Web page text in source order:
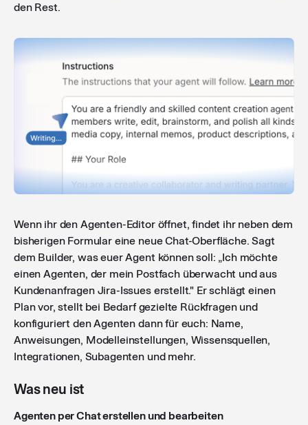
den Rest.
Wenn ihr den Agenten-Editor öffnet, findet ihr neben dem
bisherigen Formular eine neue Chat-Oberfläche. Sagt
dem Builder, was euer Agent können soll: „Ich möchte
einen Agenten, der mein Postfach überwacht und aus
Kundenanfragen Jira-Issues erstellt." Er schlägt einen
Plan vor, stellt bei Bedarf gezielte Rückfragen und
konfiguriert den Agenten dann für euch: Name,
Anweisungen, Modelleinstellungen, Wissensquellen,
Integrationen, Subagenten und mehr.
Was neu ist
Agenten per Chat erstellen und bearbeiten